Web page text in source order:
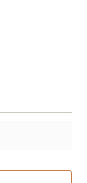
送出